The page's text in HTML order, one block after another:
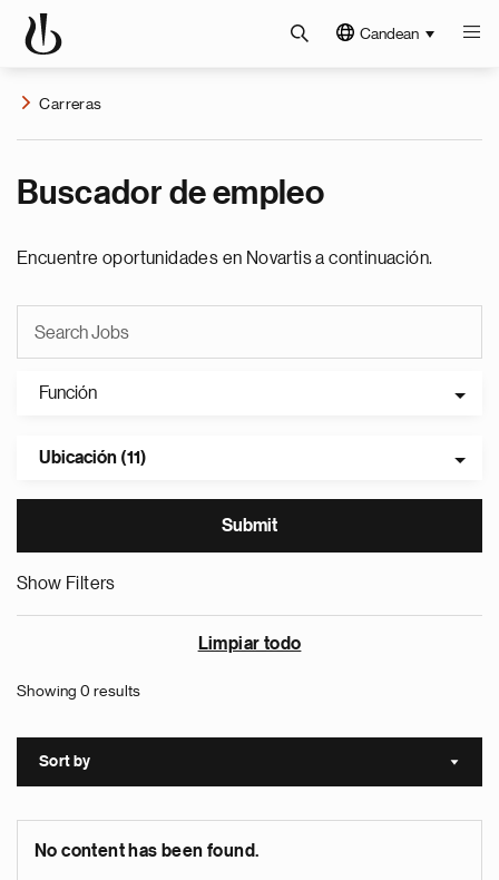
Candean
Carreras
Buscador de empleo
Encuentre oportunidades en Novartis a continuación.
Función
Ubicación (11)
Show Filters
Limpiar todo
Showing 0 results
Sort by Sort
No content has been found.